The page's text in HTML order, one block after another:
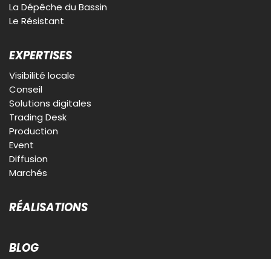
La Dépêche du Bassin
Le Résistant
EXPERTISES
Visibilité locale
Conseil
Solutions digitales
Trading Desk
Production
Event
Diffusion
Marchés
RÉALISATIONS
BLOG